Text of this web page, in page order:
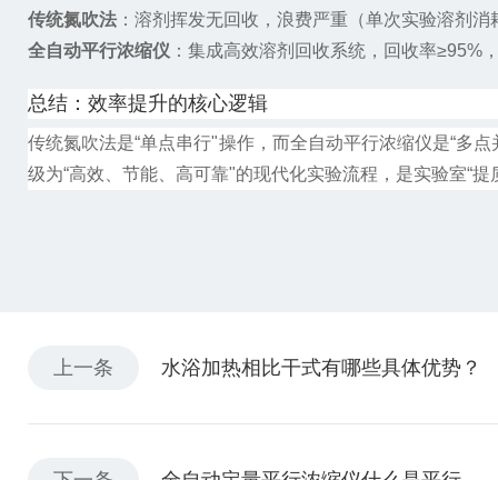
传统氮吹法 ：溶剂挥发无回收，浪费严重（单次实验溶剂
全自动平行浓缩仪 ：集成高效溶剂回收系统，回收率≥95%
总结：效率提升的核心逻辑
传统氮吹法是“单点串行"操作，而全自动平行浓缩仪是“多
级为“高效、节能、高可靠"的现代化实验流程，是实验室“
上一条 水浴加热相比干式有哪些具体优势？